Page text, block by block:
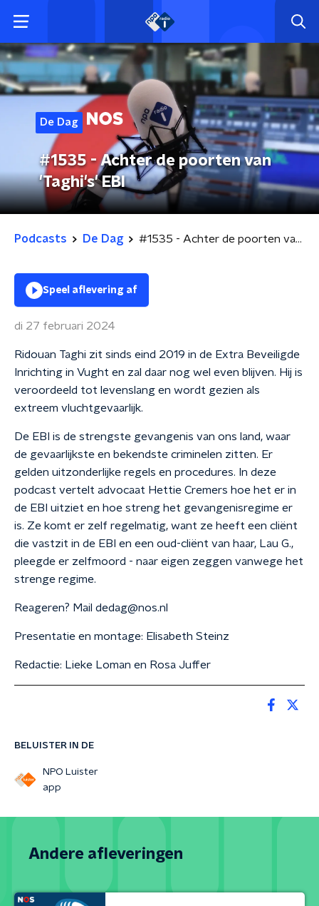
De Dag
#1535 - Achter de poorten van
'Taghi's' EBI
Podcasts De Dag #1535 - Achter de poorten van 'Taghi's' EBI
BELUISTER IN DE
NPO Luister
app
Speel aflevering af
di 27 februari 2024
Ridouan Taghi zit sinds eind 2019 in de Extra Beveiligde
Inrichting in Vught en zal daar nog wel even blijven. Hij is
veroordeeld tot levenslang en wordt gezien als
extreem vluchtgevaarlijk.
De EBI is de strengste gevangenis van ons land, waar
de gevaarlijkste en bekendste criminelen zitten. Er
gelden uitzonderlijke regels en procedures. In deze
podcast vertelt advocaat Hettie Cremers hoe het er in
de EBI uitziet en hoe streng het gevangenisregime er
is. Ze komt er zelf regelmatig, want ze heeft een cliënt
die vastzit in de EBI en een oud-cliënt van haar, Lau G.,
pleegde er zelfmoord - naar eigen zeggen vanwege het
strenge regime.
Reageren? Mail dedag@nos.nl
Presentatie en montage: Elisabeth Steinz
Redactie: Lieke Loman en Rosa Juffer
Andere afleveringen